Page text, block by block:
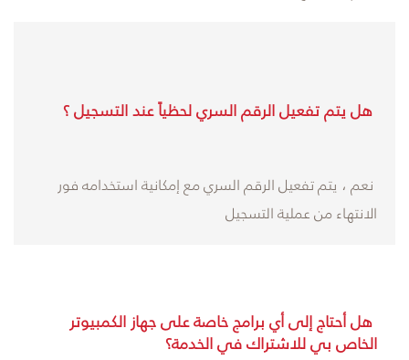
هل يتم تفعيل الرقم السري لحظياً عند التسجيل ؟
نعم ، يتم تفعيل الرقم السري مع إمكانية استخدامه فور
الانتهاء من عملية التسجيل
هل أحتاج إلى أي برامج خاصة على جهاز الكمبيوتر
الخاص بي للاشتراك في الخدمة؟